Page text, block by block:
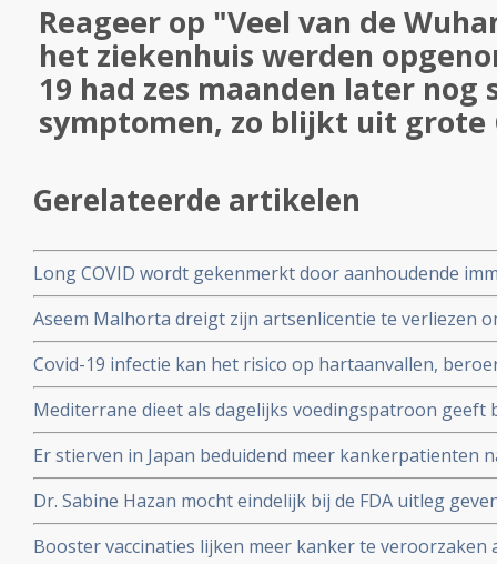
Reageer op "Veel van de
het ziekenhuis werden
19 had zes maanden later nog
symptomen, zo blijkt uit grote
Gerelateerde artikelen
Long COVID wordt gekenmerkt door aanhoudende
cytotoxische CD8+ T-cellen op het SARS-CoV-2 virus
immuunreacties op de herpesvirussen Epstein-Barr-
patienten met aanhoudende Long Covid
Aseem Malhorta dreigt zijn artsenlicentie te verliezen
Covid mRNA vaccins ter discussie stelde in een
jarige leeftijd plotseling overleedt aan een hartaanval
Covid-19 infectie kan het risico op hartaanvallen,
gedurende drie jaar na een infectie verhogen
Mediterrane dieet als dagelijks voedingspatroon geeft
coronavirus - Covid-19 blijkt uit meta analyse van 6
Er stierven in Japan beduidend meer kankerpatienten
vaccinatie in vergelijking met andere jaren
Dr. Sabine Hazan mocht eindelijk bij de FDA uitleg
complementaire middelen en de samenstelling van de
Booster vaccinaties lijken meer kanker te veroorzaken